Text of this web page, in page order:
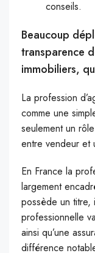
conseils.
Beaucoup
transparence
immobiliers,
La profession
comme une
seulement un
entre vendeur et
En France la
largement
possède un titre,
professionnelle
ainsi qu’une
différence